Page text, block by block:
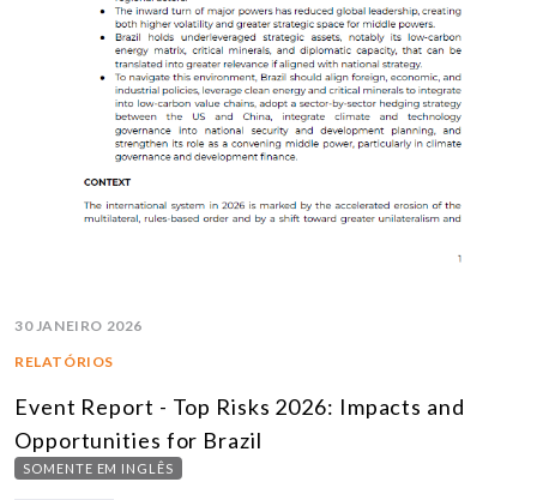
30 JANEIRO 2026
RELATÓRIOS
Event Report - Top Risks 2026: Impacts and
Opportunities for Brazil
SOMENTE EM INGLÊS